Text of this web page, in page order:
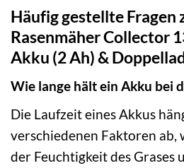
Häufig gestellte Fragen
Rasenmäher Collector
Akku (2 Ah) &
Wie lange hält ein Akku bei
Die Laufzeit eines Akkus
verschiedenen Faktoren ab,
der Feuchtigkeit des Grases